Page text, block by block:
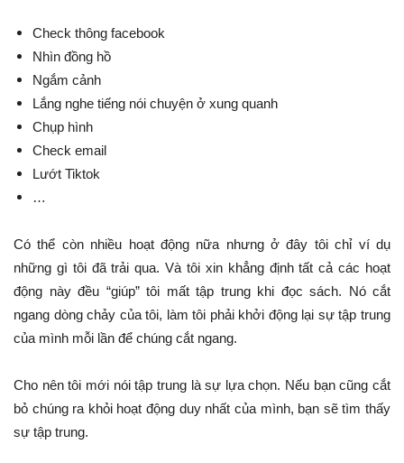
Check thông facebook
Nhìn đồng hồ
Ngắm cảnh
Lắng nghe tiếng nói chuyện ở xung quanh
Chụp hình
Check email
Lướt Tiktok
…
Có thể còn nhiều hoạt động nữa nhưng ở đây tôi chỉ ví dụ
những gì tôi đã trải qua. Và tôi xin khẳng định tất cả các hoạt
động này đều “giúp” tôi mất tập trung khi đọc sách. Nó cắt
ngang dòng chảy của tôi, làm tôi phải khởi động lại sự tập trung
của mình mỗi lần để chúng cắt ngang.
Cho nên tôi mới nói tập trung là sự lựa chọn. Nếu bạn cũng cắt
bỏ chúng ra khỏi hoạt động duy nhất của mình, bạn sẽ tìm thấy
sự tập trung.